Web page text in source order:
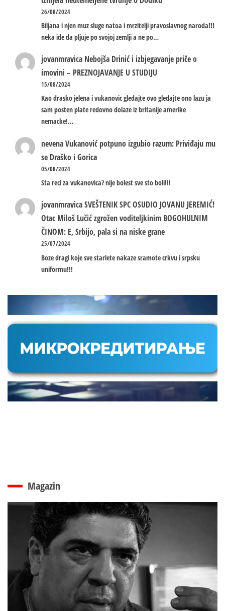
26/08/2024
Biljana i njen muz sluge natoa i mrzitelji pravoslavnog naroda!!!
neka ide da pljuje po svojoj zemlji a ne po…
jovanmravica Nebojša Drinić i izbjegavanje priče o
imovini – PREZNOJAVANJE U STUDIJU
15/08/2024
Kao drasko jelena i vukanovic gledajte ovo gledajte ono lazu ja
sam posten plate redovno dolaze iz britanije amerike
nemacke!…
nevenaVukanović potpuno izgubio razum: Priviđaju mu
se Draško i Gorica
05/08/2024
Sta reci za vukanovica? nije bolest sve sto boli!!!
jovanmravicaSVEŠTENIK SPC OSUDIO JOVANU JEREMIĆ!
Otac Miloš Lučić zgrožen voditeljkinim BOGOHULNIM
ČINOM: E, Srbijo, pala si na niske grane
25/07/2024
Boze dragi koje sve starlete nakaze sramote crkvu i srpsku
uniformu!!!
Magazin